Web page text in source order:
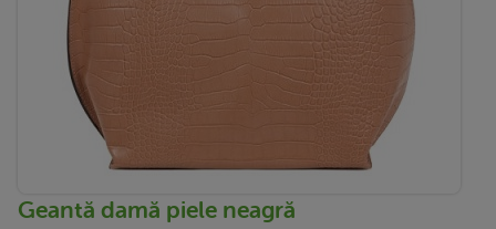
Geantă damă piele neagră